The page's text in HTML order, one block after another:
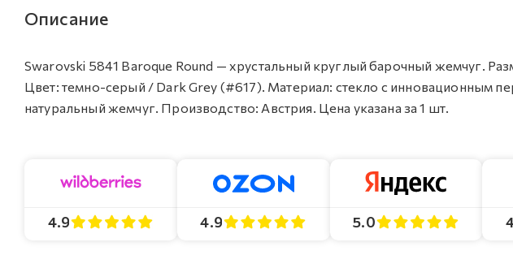
Описание
Swarovski 5841 Baroque Round — хрустальный круглый барочный жемчуг.
Цвет: темно-серый / Dark Grey (#617). Материал: стекло с инновационным
натуральный жемчуг. Производство: Австрия. Цена указана за 1 шт.
4.9 4.9 5.0